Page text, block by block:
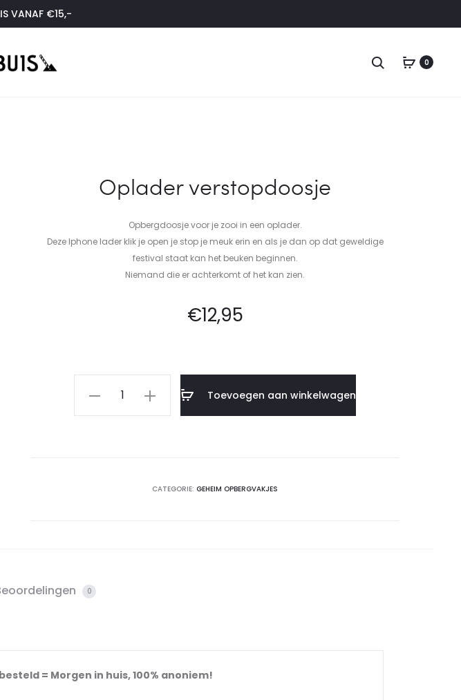
VANAF €15,-
0
Oplader verstopdoosje
Opbergdoosje voor je zooi in een oplader.
Deze Iphone lader klik je open je stop je meuk erin en als je dan op dat geweldige
festival staat kan het beuken beginnen.
Niemand die er achterkomt of het kan zien.
€12,95
Toevoegen aan winkelwagen
CATEGORIE: GEHEIM OPBERGVAKJES
0
= Morgen in huis, 100% anoniem!